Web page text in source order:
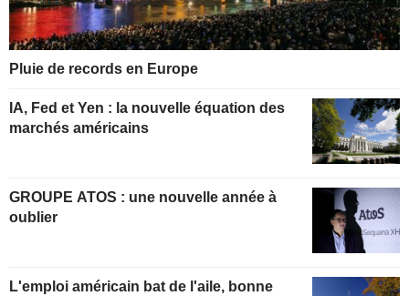
Pluie de records en Europe
IA, Fed et Yen : la nouvelle équation des
marchés américains
GROUPE ATOS : une nouvelle année à
oublier
L'emploi américain bat de l'aile, bonne